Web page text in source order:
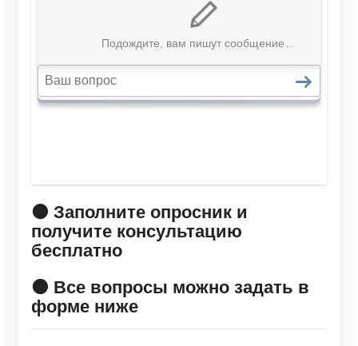
🟠 Заполните опросник и
получите консультацию
бесплатно
🟠 Все вопросы можно задать в
форме ниже